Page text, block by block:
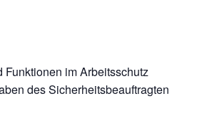
Funktionen im Arbeitsschutz
des Sicherheitsbeauftragten